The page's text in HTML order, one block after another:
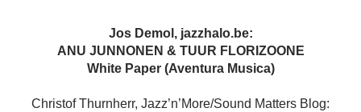
Jos Demol, jazzhalo.be:
ANU JUNNONEN & TUUR FLORIZOONE
White Paper (Aventura Musica)
Christof Thurnherr, Jazz’n’More/Sound Matters Blog: